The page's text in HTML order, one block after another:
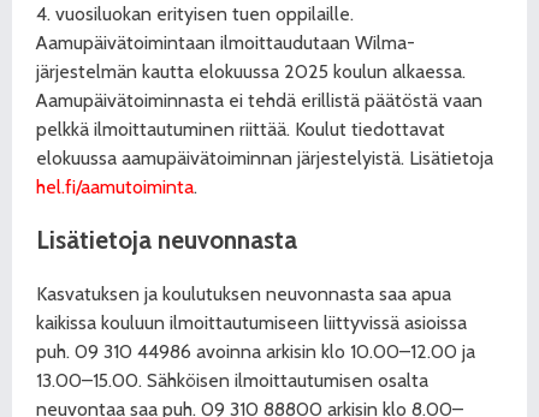
4. vuosiluokan erityisen tuen oppilaille.
Aamupäivätoimintaan ilmoittaudutaan Wilma-
järjestelmän kautta elokuussa 2025 koulun alkaessa.
Aamupäivätoiminnasta ei tehdä erillistä päätöstä vaan
pelkkä ilmoittautuminen riittää. Koulut tiedottavat
elokuussa aamupäivätoiminnan järjestelyistä. Lisätietoja
hel.fi/aamutoiminta.
Lisätietoja neuvonnasta
Kasvatuksen ja koulutuksen neuvonnasta saa apua
kaikissa kouluun ilmoittautumiseen liittyvissä asioissa
puh. 09 310 44986 avoinna arkisin klo 10.00–12.00 ja
13.00–15.00. Sähköisen ilmoittautumisen osalta
neuvontaa saa puh. 09 310 88800 arkisin klo 8.00–